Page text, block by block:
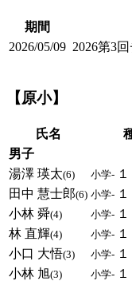
期間
2026/05/09 2026第3
【原小】
氏名
男子
湯澤 瑛太(6) 小学-
田中 慧士郎(6) 小学-
小林 舜(4) 小学-
林 直輝(4) 小学-
小口 大悟(3) 小学-
小林 旭(3) 小学-